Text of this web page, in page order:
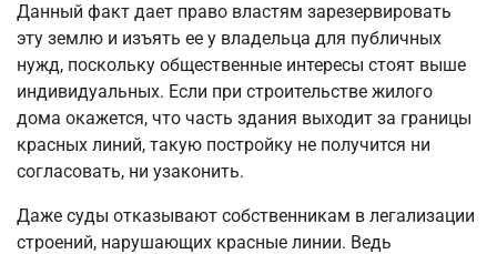
Данный факт дает право властям зарезервировать
эту землю и изъять ее у владельца для публичных
нужд, поскольку общественные интересы стоят выше
индивидуальных. Если при строительстве жилого
дома окажется, что часть здания выходит за границы
красных линий, такую постройку не получится ни
согласовать, ни узаконить.
Даже суды отказывают собственникам в легализации
строений, нарушающих красные линии. Ведь